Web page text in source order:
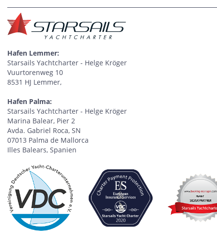
Hafen Lemmer:
Starsails Yachtcharter - Helge Kröger
Vuurtorenweg 10
8531 HJ Lemmer,
Hafen Palma:
Starsails Yachtcharter - Helge Kröger
Marina Balear, Pier 2
Avda. Gabriel Roca, SN
07013 Palma de Mallorca
Illes Balears, Spanien